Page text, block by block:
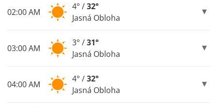
02:00 AM
4° /32°
Jasná Obloha
03:00 AM
3° /31°
Jasná Obloha
04:00 AM
4° /32°
Jasná Obloha